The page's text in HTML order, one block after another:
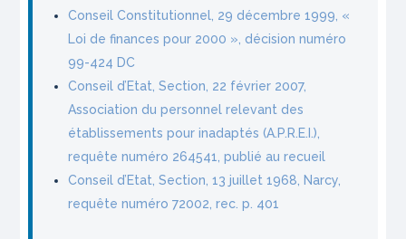
Conseil Constitutionnel, 29 décembre 1999, «
Loi de finances pour 2000 », décision numéro
99-424 DC
Conseil d’Etat, Section, 22 février 2007,
Association du personnel relevant des
établissements pour inadaptés (A.P.R.E.I.),
requête numéro 264541, publié au recueil
Conseil d’Etat, Section, 13 juillet 1968, Narcy,
requête numéro 72002, rec. p. 401